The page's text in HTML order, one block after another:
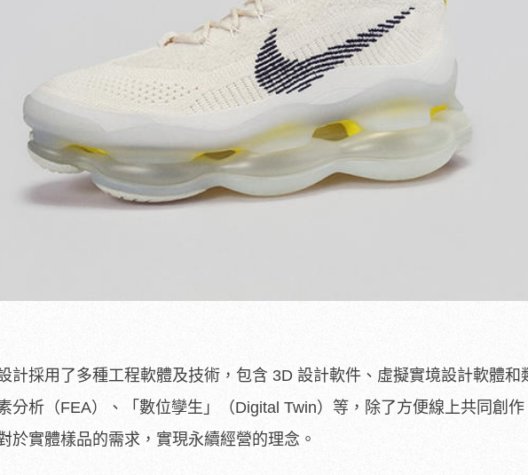
計採用了多種工程軟體及技術，包含 3D 設計軟件、虛擬實境設計軟體和
分析（FEA）、「數位孿生」（Digital Twin）等，除了方便線上共同創
於實體樣品的需求，實現永續經營的理念。